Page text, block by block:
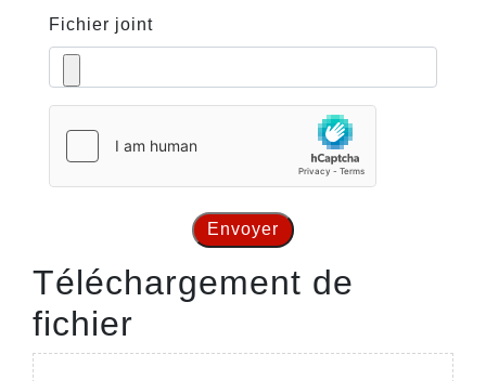
Fichier joint
Envoyer
Téléchargement de
fichier